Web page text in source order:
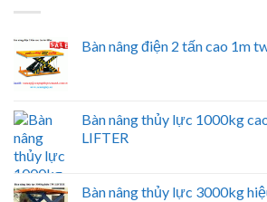
Bàn nâng điện 2 tấn cao 1m
Bàn nâng thủy lực 1000kg
LIFTER
Bàn nâng thủy lực 3000kg